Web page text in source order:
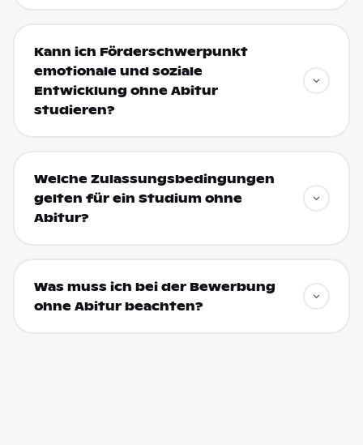
Kann ich Förderschwerpunkt
emotionale und soziale
Entwicklung ohne Abitur
studieren?
Welche Zulassungsbedingungen
gelten für ein Studium ohne
Abitur?
Was muss ich bei der Bewerbung
ohne Abitur beachten?